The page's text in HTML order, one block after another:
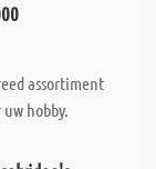
assortiment
hobby.